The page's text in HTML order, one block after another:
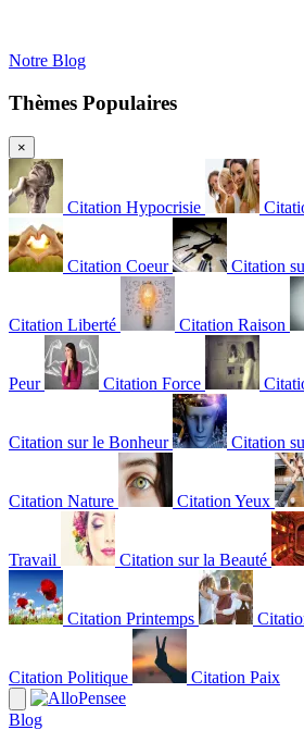
Notre Blog
Thèmes Populaires
×
Citation Hypocrisie
Citation Coeur Citation
Citation Liberté Citation Raison
Peur Citation Force
Citation sur le Bonheur Citation
Citation Nature Citation Yeux
Travail Citation sur la Beauté
Citation Printemps
Citation Politique Citation Paix
Blog